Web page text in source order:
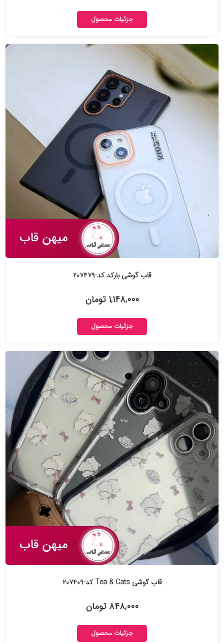
جزئیات محصول
قاب گوشی بارکد کد-۲۰۷۴۷۹
۱,۱۴۸,۰۰۰ تومان
جزئیات محصول
قاب گوشی Tea & Cats کد-۲۰۷۴۰۹
۸۴۸,۰۰۰ تومان
جزئیات محصول